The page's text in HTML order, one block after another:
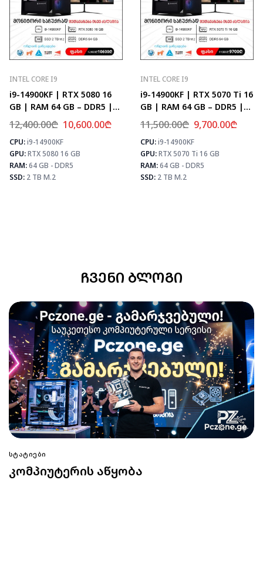
MAX FPS
CS2
435
PUBG
259
Fortnite
306
INTEL CORE I9
i9-14900KF | RTX 5080 16
GB | RAM 64 GB – DDR5 |
Z790 | SSD 2 TB M.2
12,400.00₾ 10,600.00₾
CPU:i9-14900KF
GPU:RTX 5080 16 GB
RAM:64 GB - DDR5
SSD: 2 TB M.2
⚡ MAX FPS
CS2
504
PUBG
307
Fortnite
361
INTEL CORE I9
i9-14900KF | RTX 5070 Ti 16
GB | RAM 64 GB – DDR5 |
Z790 | SSD 2 TB M.2
11,500.00₾ 9,700.00₾
CPU:i9-14900KF
GPU:RTX 5070 Ti 16 GB
RAM:64 GB - DDR5
SSD: 2 TB M.2
ᲩᲕᲔᲜᲘ ᲑᲚᲝᲒᲘ
ᲡᲢᲐᲢᲘᲔᲑᲘ
კომპიუტერის აწყობა